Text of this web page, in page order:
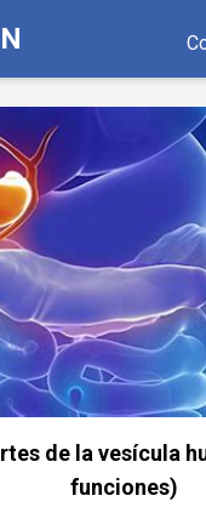
de la vesícula
funciones)